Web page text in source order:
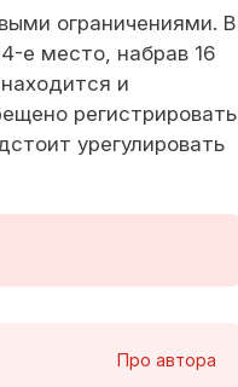
ограничениями. В
е место, набрав 16
и
регистрировать
урегулировать
Про автора